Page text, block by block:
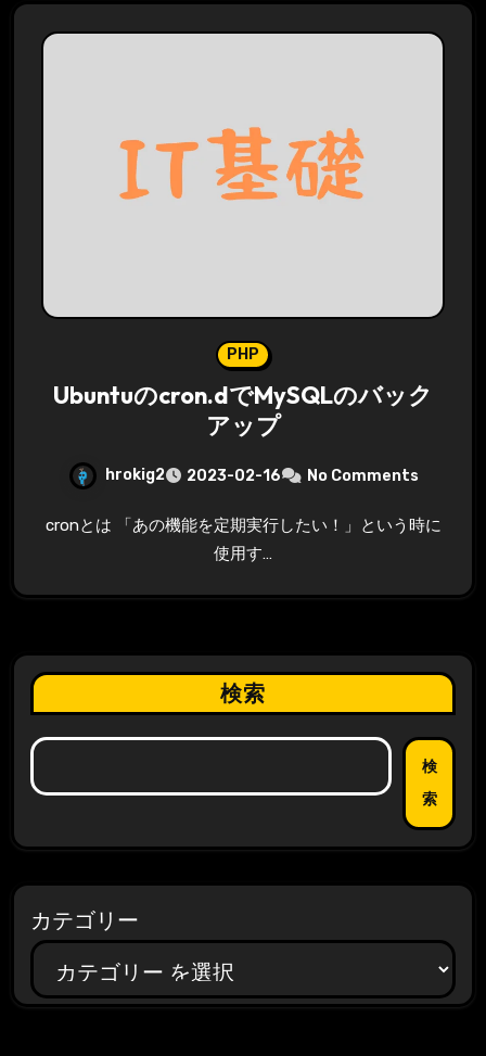
PHP
Ubuntuのcron.dでMySQLのバック
アップ
hrokig2 2023-02-16 No Comments
cronとは 「あの機能を定期実行したい！」という時に
使用す…
検索
検
索
カテゴリー